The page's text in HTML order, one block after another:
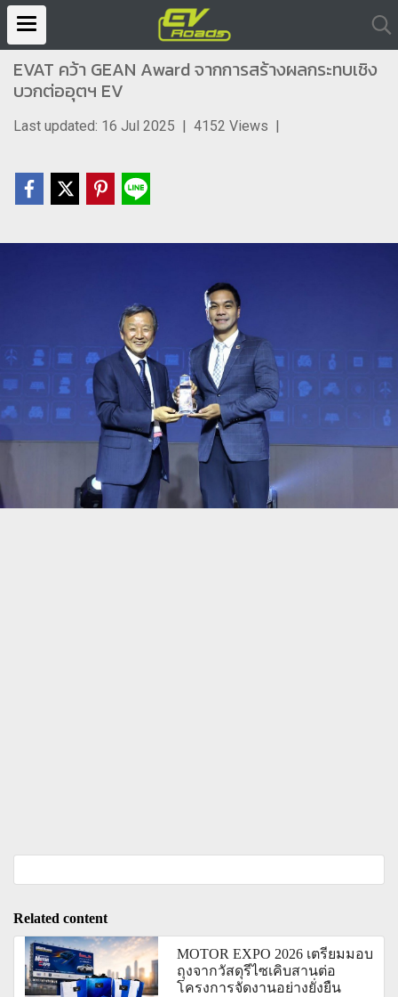
EVAT คว้า GEAN Award จากการสร้างผลกระทบเชิง
บวกต่ออุตฯ EV
Last updated: 16 Jul 2025 | 4152 Views |
Related content
MOTOR EXPO 2026 เตรียมมอบ
ถุงจากวัสดุรีไซเคิบสานต่อ
โครงการจัดงานอย่างยั่งยืน